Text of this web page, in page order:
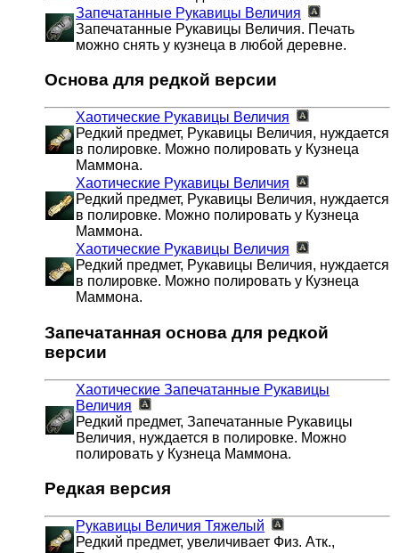
Запечатанные Рукавицы Величия
Запечатанные Рукавицы Величия. Печать
можно снять у кузнеца в любой деревне.
Основа для редкой версии
Хаотические Рукавицы Величия
Редкий предмет, Рукавицы Величия, нуждается
в полировке. Можно полировать у Кузнеца
Маммона.
Хаотические Рукавицы Величия
Редкий предмет, Рукавицы Величия, нуждается
в полировке. Можно полировать у Кузнеца
Маммона.
Хаотические Рукавицы Величия
Редкий предмет, Рукавицы Величия, нуждается
в полировке. Можно полировать у Кузнеца
Маммона.
Запечатанная основа для редкой
версии
Хаотические Запечатанные Рукавицы
Величия
Редкий предмет, Запечатанные Рукавицы
Величия, нуждается в полировке. Можно
полировать у Кузнеца Маммона.
Редкая версия
Рукавицы Величия Тяжелый
Редкий предмет, увеличивает Физ. Атк.,